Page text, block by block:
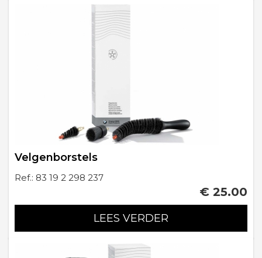
Velgenborstels
Ref.: 83 19 2 298 237
€ 25.00
LEES VERDER